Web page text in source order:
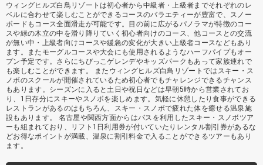
ウィングヒルズ白鳥リゾートは初心者から中級者・上級者までそれぞれのレ
ベルに合わせて楽しむことができるコースのバラエティーが豊富で、スノー
ボードもコース全面滑走が可能です。目の前に広がるパノラマが特徴のコー
スや緑の木立の中を滑り降りていく初心者向けのコース、他コースとの交流
が無い中・上級者向けコースや緩急の変化が大きい上級者コースなどもあり
ます。またモーグルコースや大会にも使用されるようなハーフパイプもオー
プン予定です。さらにちびっこゲレンデやキッズパークもあって家族連れで
も楽しむことができます。 またウィングヒルズ白鳥リゾートではスキー・ス
ノボのスクールが開催されているため初心者でもチャレンジできるチャンス
もあります。シーズンに入ると土日や祝日などは早朝5時から営業されてお
り、1日存分にスキーやスノボを楽しめます。気軽に休憩したり食事ができる
レストランがあるのはもちろん、スキー・スノボで疲れた体を癒せる温泉施
設もあります。 名古屋や関西方面からはバスを利用したスキー・スノボツア
ーも組まれており、リフト1日利用券が付いていたりレンタル割引券があるな
どお得なポイントが満載、温泉に割引料金で入ることができるツアーもあり
ます。